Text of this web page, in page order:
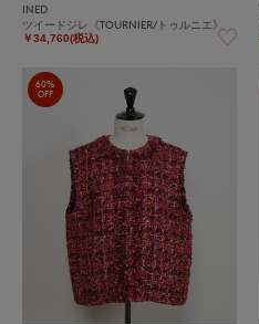
INED
ツイードジレ《TOURNIER/トゥルニエ》
￥34,760(税込)
60%
OFF